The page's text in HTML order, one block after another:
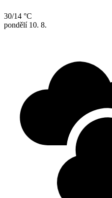
30/14 °C
pondělí 10. 8.